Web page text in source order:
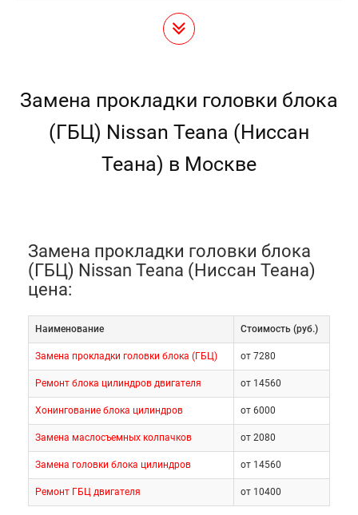
Замена прокладки головки блока
(ГБЦ) Nissan Teana (Ниссан
Теана) в Москве
Замена прокладки головки блока
(ГБЦ) Nissan Teana (Ниссан Теана)
цена:
Наименование Cтоимость (руб.)
Замена прокладки головки блока (ГБЦ) от 7280
Ремонт блока цилиндров двигателя от 14560
Хонингование блока цилиндров от 6000
Замена маслосъемных колпачков от 2080
Замена головки блока цилиндров от 14560
Ремонт ГБЦ двигателя от 10400